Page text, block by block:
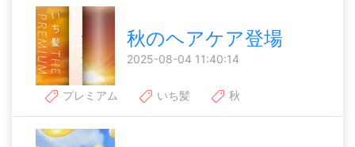
秋のヘアケア登場
2025-08-04 11:40:14
プレミアム いち髪 秋